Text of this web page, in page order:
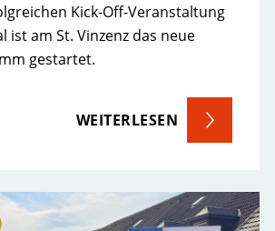
Kick-Off-Veranstaltung
ist am St. Vinzenz das neue
gestartet.
WEITERLESEN